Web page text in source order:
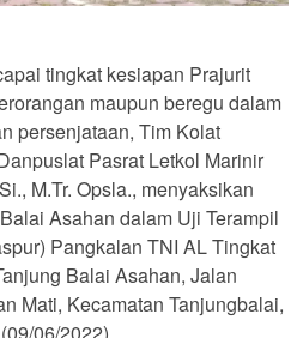
tingkat kesiapan Prajurit
maupun beregu dalam
persenjataan, Tim Kolat
Pasrat Letkol Marinir
M.Tr. Opsla., menyaksikan
Asahan dalam Uji Terampil
Pangkalan TNI AL Tingkat
Balai Asahan, Jalan
Mati, Kecamatan Tanjungbalai,